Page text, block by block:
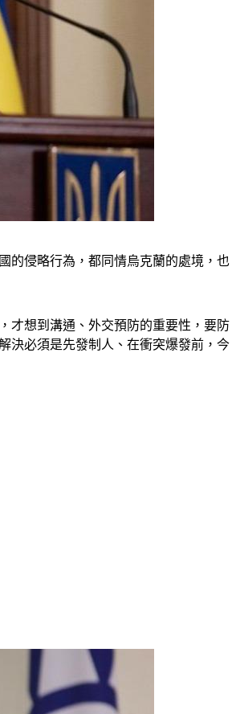
的侵略行為，都同情烏克蘭的處境，也
才想到溝通、外交預防的重要性，要防
決必須是先發制人、在衝突爆發前，今